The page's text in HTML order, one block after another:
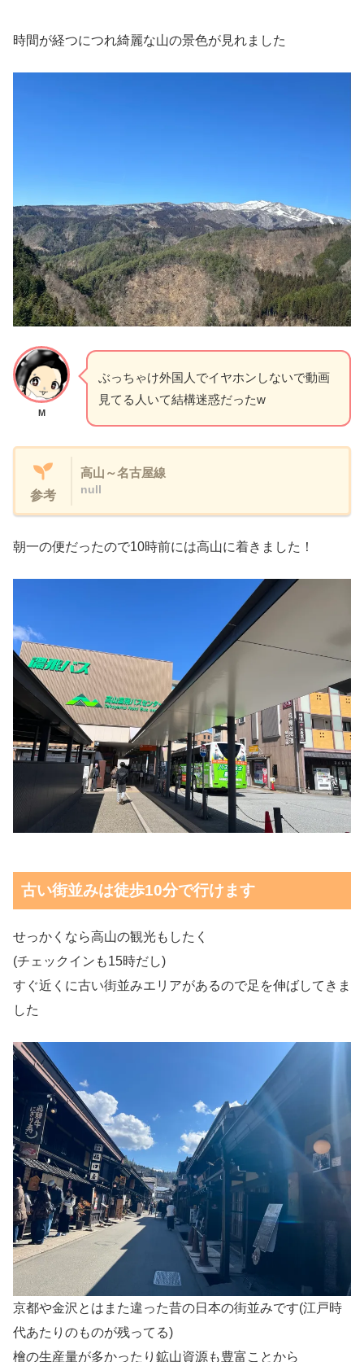
時間が経つにつれ綺麗な山の景色が見れました
M
ぶっちゃけ外国人でイヤホンしないで動画
見てる人いて結構迷惑だったw
参考
高山～名古屋線
null
朝一の便だったので10時前には高山に着きました！
古い街並みは徒歩10分で行けます
せっかくなら高山の観光もしたく
(チェックインも15時だし)
すぐ近くに古い街並みエリアがあるので足を伸ばしてきま
した
京都や金沢とはまた違った昔の日本の街並みです(江戸時
代あたりのものが残ってる)
檜の生産量が多かったり鉱山資源も豊富ことから